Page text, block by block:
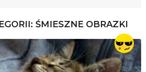
ŚMIESZNE OBRAZKI